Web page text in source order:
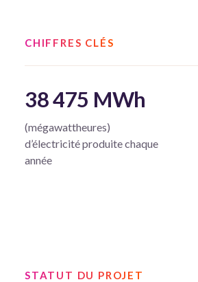
CHIFFRES CLÉS
38 475 MWh
(mégawattheures)
d’électricité produite chaque
année
STATUT DU PROJET